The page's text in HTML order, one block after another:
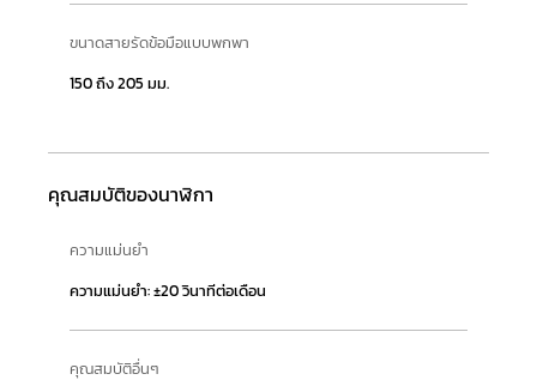
ขนาดสายรัดข้อมือแบบพกพา
150 ถึง 205 มม.
คุณสมบัติของนาฬิกา
ความแม่นยำ
ความแม่นยำ: ±20 วินาทีต่อเดือน
คุณสมบัติอื่นๆ